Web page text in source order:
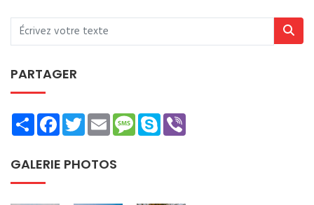
PARTAGER
ShareFacebookTwitterEmailMessage
Skype
GALERIE PHOTOS